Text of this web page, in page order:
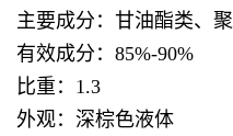
主要成分：甘油酯类、
有效成分：85%-90%
比重：1.3
外观：深棕色液体